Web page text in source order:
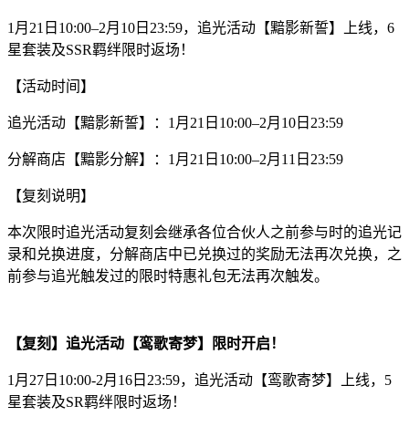
1月21日10:00–2月10日23:59，追光活动【黯影新誓】上线，6
星套装及SSR羁绊限时返场！
【活动时间】
追光活动【黯影新誓】：1月21日10:00–2月10日23:59
分解商店【黯影分解】：1月21日10:00–2月11日23:59
【复刻说明】
本次限时追光活动复刻会继承各位合伙人之前参与时的追光记
录和兑换进度，分解商店中已兑换过的奖励无法再次兑换，之
前参与追光触发过的限时特惠礼包无法再次触发。
【复刻】追光活动【鸾歌寄梦】限时开启！
1月27日10:00-2月16日23:59，追光活动【鸾歌寄梦】上线，5
星套装及SR羁绊限时返场！